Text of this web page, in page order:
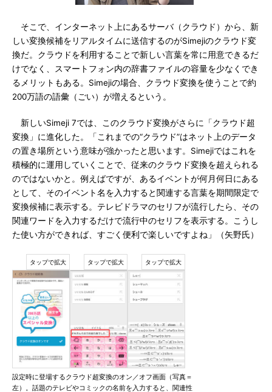
そこで、インターネット上にあるサーバ（クラウド）から、新
しい変換候補をリアルタイムに送信するのがSimejiのクラウド変
換だ。クラウドを利用することで新しい言葉を常に用意できるだ
けでなく、スマートフォン内の辞書ファイルの容量を少なくでき
るメリットもある。Simejiの場合、クラウド変換を使うことで約
200万語の語彙（ごい）が増えるという。
新しいSimeji 7では、このクラウド変換がさらに「クラウド超
変換」に進化した。「これまでの“クラウド”はネット上のデータ
の置き場所という意味が強かったと思います。Simejiではこれを
積極的に運用していくことで、従来のクラウド変換を超えられる
のではないかと。例えばですが、あるイベントが何月何日にある
として、そのイベント名を入力すると関連する言葉を期間限定で
変換候補に表示する。テレビドラマのセリフが流行したら、その
関連ワードを入力するだけで流行中のセリフを表示する。こうし
た使い方ができれば、すごく便利で楽しいですよね」（矢野氏）
設定時に登場するクラウド超変換のオン／オフ画面（写真＝
左）。話題のテレビやコミックの名前を入力すると、関連性